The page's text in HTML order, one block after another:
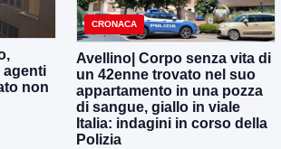
agenti
non
CRONACA
Avellino| Corpo senza vita di
un 42enne trovato nel suo
appartamento in una pozza
di sangue, giallo in viale
Italia: indagini in corso della
Polizia